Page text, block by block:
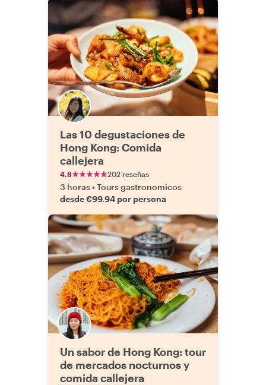
Las 10 degustaciones de
Hong Kong: Comida
callejera
4.8 202 reseñas
3 horas•Tours gastronomicos
desde €99.94 por persona
Un sabor de Hong Kong: tour
de mercados nocturnos y
comida callejera